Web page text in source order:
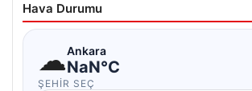
Hava Durumu
☁Ankara
NaN°C
ŞEHIR SEÇ